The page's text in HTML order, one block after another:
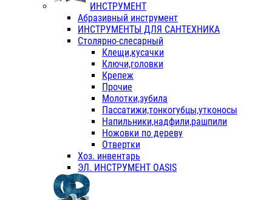
ИНСТРУМЕНТ
Абразивный инструмент
ИНСТРУМЕНТЫ ДЛЯ САНТЕХНИКА
Столярно-слесарный
Клещи,кусачки
Ключи,головки
Крепеж
Прочие
Молотки,зубила
Пассатижи,тонкогубцы,утконосы
Напильники,надфили,рашпили
Ножовки по дереву
Отвертки
Хоз. инвентарь
ЭЛ. ИНСТРУМЕНТ OASIS